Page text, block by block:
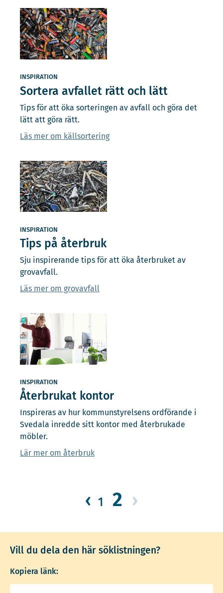
INSPIRATION
Sortera avfallet rätt och lätt
Tips för att öka sorteringen av avfall och göra det
lätt att göra rätt.
Läs mer om källsortering
INSPIRATION
Tips på återbruk
Sju inspirerande tips för att öka återbruket av
grovavfall.
Läs mer om grovavfall
INSPIRATION
Återbrukat kontor
Inspireras av hur kommunstyrelsens ordförande i
Svedala inredde sitt kontor med återbrukade
möbler.
Lär mer om återbruk
‹ 1 2 ›
Vill du dela den här söklistningen?
Kopiera länk: